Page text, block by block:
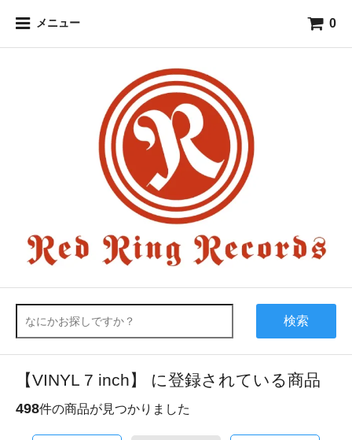
メニュー 0
検索
【VINYL 7 inch】 に登録されている商品
498件の商品が見つかりました